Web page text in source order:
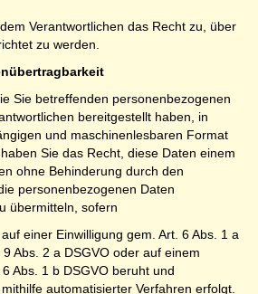
Verantwortlichen das Recht zu, über
zu werden.
Sie betreffenden personenbezogenen
bereitgestellt haben, in
und maschinenlesbaren Format
Sie das Recht, diese Daten einem
ohne Behinderung durch den
personenbezogenen Daten
übermitteln, sofern
einer Einwilligung gem. Art. 6 Abs. 1 a
9 Abs. 2 a DSGVO oder auf einem
Abs. 1 b DSGVO beruht und
automatisierter Verfahren erfolgt.